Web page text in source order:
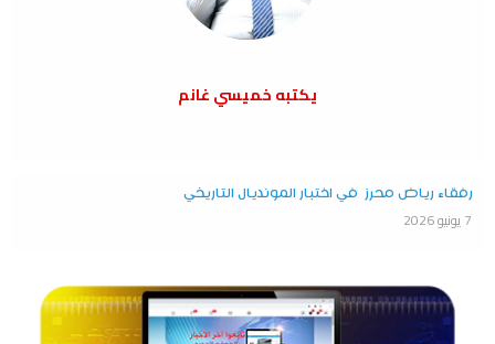
يكتبه خميسي غانم
رفقاء رياض محرز في اختبار المونديال التاريخي
7 يونيو 2026